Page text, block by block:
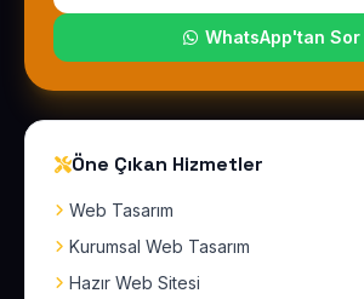
WhatsApp'tan Sor
Öne Çıkan Hizmetler
Web Tasarım
Kurumsal Web Tasarım
Hazır Web Sitesi